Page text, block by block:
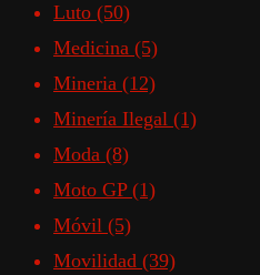
Luto (50)
Medicina (5)
Mineria (12)
Minería Ilegal (1)
Moda (8)
Moto GP (1)
Móvil (5)
Movilidad (39)